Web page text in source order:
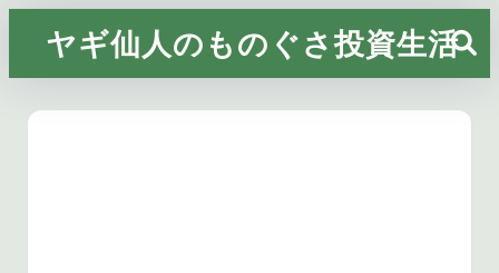
ヤギ仙人のものぐさ投資生活